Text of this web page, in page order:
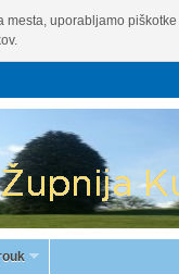
uporabljamo